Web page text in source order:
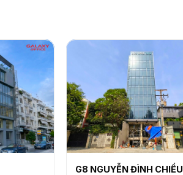
G8 NGUYỄN ĐÌNH CHIỂU